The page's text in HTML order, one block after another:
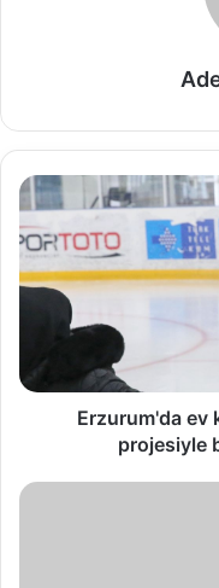
Erzurum'da ev
projesiyle